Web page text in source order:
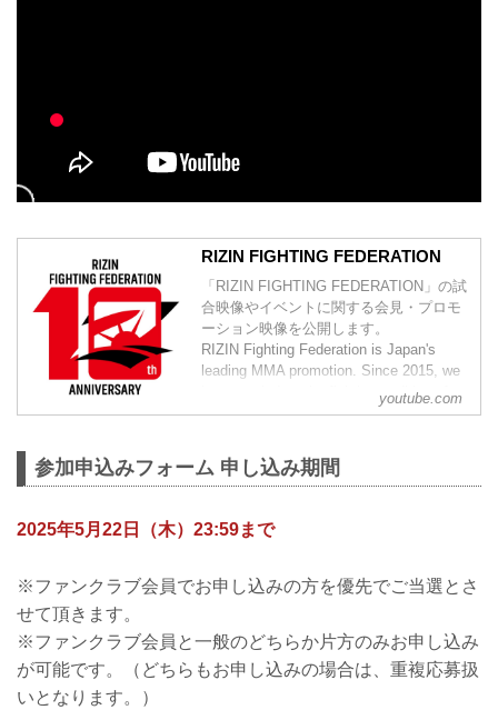
RIZIN FIGHTING FEDERATION
「RIZIN FIGHTING FEDERATION」の試
合映像やイベントに関する会見・プロモ
ーション映像を公開します。
RIZIN Fighting Federation is Japan's
leading MMA promotion. Since 2015, we
have carried on the fighting tradition of
previous world class MMA promotions
youtube.com
参加申込みフォーム 申し込み期間
2025年5月22日（木）23:59まで
※ファンクラブ会員でお申し込みの方を優先でご当選とさ
せて頂きます。
※ファンクラブ会員と一般のどちらか片方のみお申し込み
が可能です。（どちらもお申し込みの場合は、重複応募扱
いとなります。）